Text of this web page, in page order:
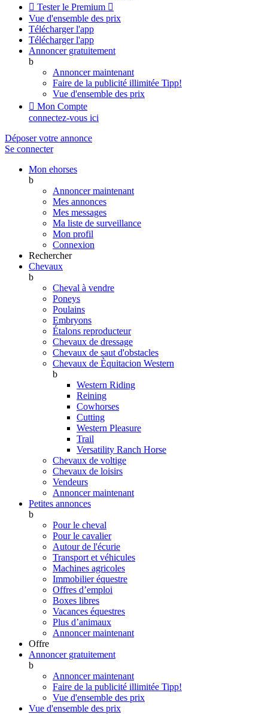
 Tester le Premium 
Vue d'ensemble des prix
Télécharger l'app
Télécharger l'app
Annoncer gratuitement
b
Annoncer maintenant
Faire de la publicité illimitée Tipp!
Vue d'ensemble des prix
 Mon Compte
connectez-vous ici
Déposer votre annonce
Se connecter
Mon ehorses
b
Annoncer maintenant
Mes annonces
Mes messages
Ma liste de surveillance
Mon profil
Connexion
Rechercher
Chevaux
b
Cheval à vendre
Poneys
Poulains
Embryons
Étalons reproducteur
Chevaux de dressage
Chevaux de saut d'obstacles
Chevaux de Èquitacion Western
b
Western Riding
Reining
Cowhorses
Cutting
Western Pleasure
Trail
Versatility Ranch Horse
Chevaux de voltige
Chevaux de loisirs
Vendeurs
Annoncer maintenant
Petites annonces
b
Pour le cheval
Pour le cavalier
Autour de l'écurie
Transport et véhicules
Machines agricoles
Immobilier équestre
Offres d’emploi
Boxes libres
Vacances équestres
Plus d’animaux
Annoncer maintenant
Offre
Annoncer gratuitement
b
Annoncer maintenant
Faire de la publicité illimitée Tipp!
Vue d'ensemble des prix
Vue d'ensemble des prix